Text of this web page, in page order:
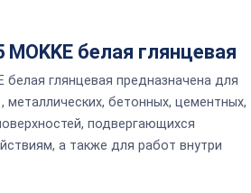
белая глянцевая
белая глянцевая предназначена для
металлических, бетонных, цементных,
подвергающихся
а также для работ внутри